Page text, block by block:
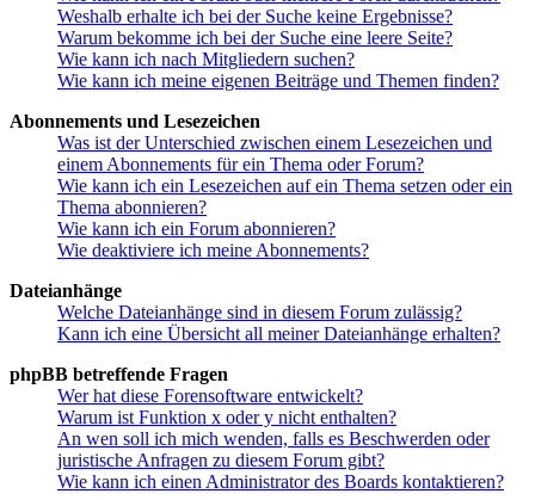
Weshalb erhalte ich bei der Suche keine Ergebnisse?
Warum bekomme ich bei der Suche eine leere Seite?
Wie kann ich nach Mitgliedern suchen?
Wie kann ich meine eigenen Beiträge und Themen finden?
Abonnements und Lesezeichen
Was ist der Unterschied zwischen einem Lesezeichen und
einem Abonnements für ein Thema oder Forum?
Wie kann ich ein Lesezeichen auf ein Thema setzen oder ein
Thema abonnieren?
Wie kann ich ein Forum abonnieren?
Wie deaktiviere ich meine Abonnements?
Dateianhänge
Welche Dateianhänge sind in diesem Forum zulässig?
Kann ich eine Übersicht all meiner Dateianhänge erhalten?
phpBB betreffende Fragen
Wer hat diese Forensoftware entwickelt?
Warum ist Funktion x oder y nicht enthalten?
An wen soll ich mich wenden, falls es Beschwerden oder
juristische Anfragen zu diesem Forum gibt?
Wie kann ich einen Administrator des Boards kontaktieren?